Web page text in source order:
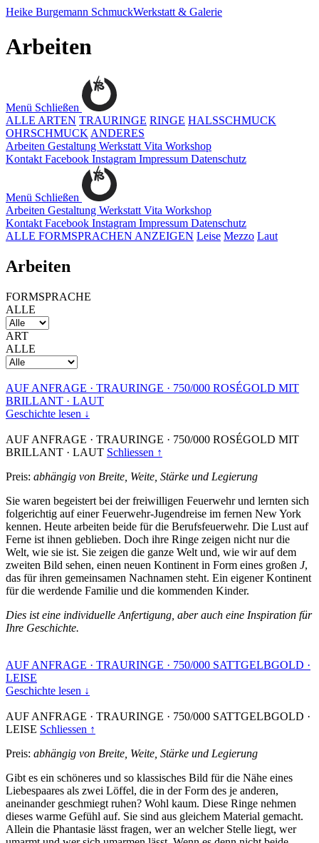
Heike Burgemann SchmuckWerkstatt & Galerie
Arbeiten
Menü Schließen
ALLE ARTEN TRAURINGE RINGE HALSSCHMUCK
OHRSCHMUCK ANDERES
Arbeiten Gestaltung Werkstatt Vita Workshop
Kontakt Facebook Instagram Impressum Datenschutz
Menü Schließen
Arbeiten Gestaltung Werkstatt Vita Workshop
Kontakt Facebook Instagram Impressum Datenschutz
ALLE FORMSPRACHEN ANZEIGEN Leise Mezzo Laut
Arbeiten
FORMSPRACHE
ALLE
ART
ALLE
AUF ANFRAGE · TRAURINGE · 750/000 ROSÉGOLD MIT
BRILLANT · LAUT
Geschichte lesen ↓
AUF ANFRAGE · TRAURINGE · 750/000 ROSÉGOLD MIT
BRILLANT · LAUT Schliessen ↑
Preis: abhängig von Breite, Weite, Stärke und Legierung
Sie waren begeistert bei der freiwilligen Feuerwehr und lernten sich
folgerichtig auf einer Feuerwehr-Jugendreise im fernen New York
kennen. Heute arbeiten beide für die Berufsfeuerwehr. Die Lust auf
Ferne ist ihnen geblieben. Doch ihre Ringe zeigen nicht nur die
Welt, wie sie ist. Sie zeigen die ganze Welt und, wie wir auf dem
zweiten Bild sehen, einen neuen Kontinent in Form eines großen J,
das für ihren gemeinsamen Nachnamen steht. Ein eigener Kontinent
für die werdende Familie und die kommenden Kinder.
Dies ist eine individuelle Anfertigung, aber auch eine Inspiration für
Ihre Geschichte.
AUF ANFRAGE · TRAURINGE · 750/000 SATTGELBGOLD ·
LEISE
Geschichte lesen ↓
AUF ANFRAGE · TRAURINGE · 750/000 SATTGELBGOLD ·
LEISE Schliessen ↑
Preis: abhängig von Breite, Weite, Stärke und Legierung
Gibt es ein schöneres und so klassisches Bild für die Nähe eines
Liebespaares als zwei Löffel, die in der Form des je anderen,
aneinander geschmiegt ruhen? Wohl kaum. Diese Ringe nehmen
dieses warme Gefühl auf. Sie sind aus gleichem Material gemacht.
Allein die Phantasie lässt fragen, wer an welcher Stelle liegt, wer